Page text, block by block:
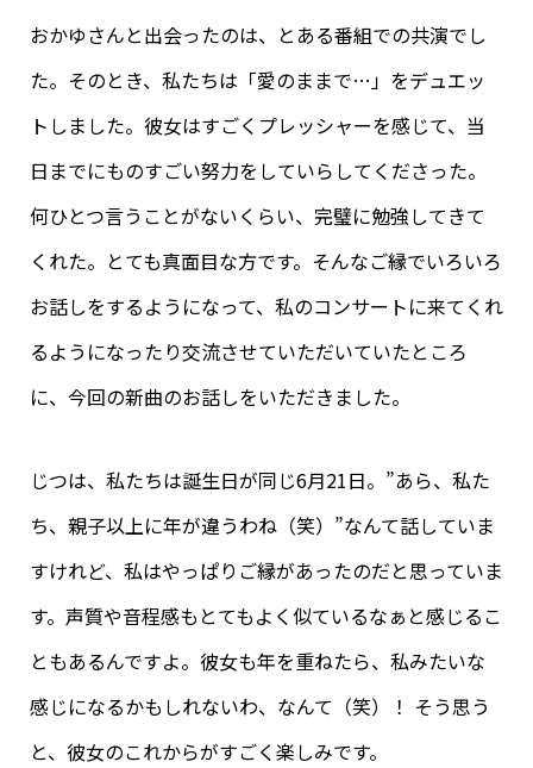
おかゆさんと出会ったのは、とある番組での共演でし
た。そのとき、私たちは「愛のままで…」をデュエッ
トしました。彼女はすごくプレッシャーを感じて、当
日までにものすごい努力をしていらしてくださった。
何ひとつ言うことがないくらい、完璧に勉強してきて
くれた。とても真面目な方です。そんなご縁でいろいろ
お話しをするようになって、私のコンサートに来てくれ
るようになったり交流させていただいていたところ
に、今回の新曲のお話しをいただきました。
じつは、私たちは誕生日が同じ6月21日。”あら、私た
ち、親子以上に年が違うわね（笑）”なんて話していま
すけれど、私はやっぱりご縁があったのだと思っていま
す。声質や音程感もとてもよく似ているなぁと感じるこ
ともあるんですよ。彼女も年を重ねたら、私みたいな
感じになるかもしれないわ、なんて（笑）！ そう思う
と、彼女のこれからがすごく楽しみです。